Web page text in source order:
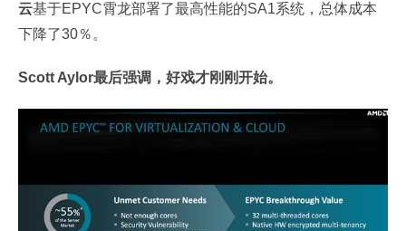
云基于EPYC霄龙部署了最高性能的SA1系统，总体成本
下降了30％。
Scott Aylor最后强调，好戏才刚刚开始。